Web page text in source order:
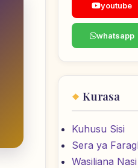
youtube
whatsapp
Kurasa
Kuhusu Sisi
Sera ya
Wasiliana Nasi